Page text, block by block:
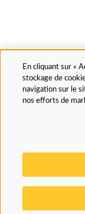
Légal Avis
Politique
© 2025
En cliquant sur «
stockage de
navigation sur le
nos efforts de